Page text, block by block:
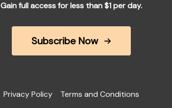
Gain full access for less than $1 per day.
Subscribe Now
Privacy Policy Terms and Conditions